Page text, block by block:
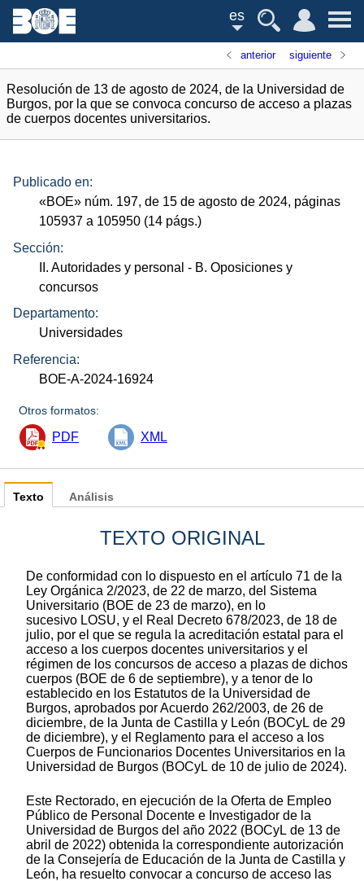
es
anterior siguiente
Resolución de 13 de agosto de 2024, de la Universidad de
Burgos, por la que se convoca concurso de acceso a plazas
de cuerpos docentes universitarios.
Publicado en:
«BOE» núm. 197, de 15 de agosto de 2024, páginas
105937 a 105950 (14 págs.)
Sección:
II. Autoridades y personal - B. Oposiciones y
concursos
Departamento:
Universidades
Referencia:
BOE-A-2024-16924
Otros formatos:
PDF XML
Texto
TEXTO ORIGINAL
De conformidad con lo dispuesto en el artículo 71 de la
Ley Orgánica 2/2023, de 22 de marzo, del Sistema
Universitario (BOE de 23 de marzo), en lo
sucesivo LOSU, y el Real Decreto 678/2023, de 18 de
julio, por el que se regula la acreditación estatal para el
acceso a los cuerpos docentes universitarios y el
régimen de los concursos de acceso a plazas de dichos
cuerpos (BOE de 6 de septiembre), y a tenor de lo
establecido en los Estatutos de la Universidad de
Burgos, aprobados por Acuerdo 262/2003, de 26 de
diciembre, de la Junta de Castilla y León (BOCyL de 29
de diciembre), y el Reglamento para el acceso a los
Cuerpos de Funcionarios Docentes Universitarios en la
Universidad de Burgos (BOCyL de 10 de julio de 2024).
Este Rectorado, en ejecución de la Oferta de Empleo
Público de Personal Docente e Investigador de la
Universidad de Burgos del año 2022 (BOCyL de 13 de
abril de 2022) obtenida la correspondiente autorización
de la Consejería de Educación de la Junta de Castilla y
León, ha resuelto convocar a concurso de acceso las
Análisis